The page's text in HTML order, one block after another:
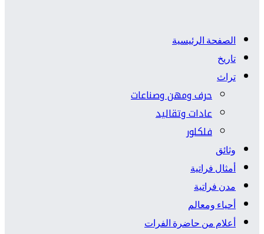
الصفحة الرئيسية
تاريخ
تراث
حرف ومهن وصناعات
عادات وتقاليد
فلكلور
وثائق
أمثال فراتية
مدن فراتية
أحياء ومعالم
أعلام من حاضرة الفرات